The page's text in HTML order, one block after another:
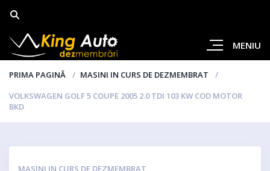
MENIU
PRIMA PAGINĂ
MASINI IN CURS DE DEZMEMBRAT
VOLKSWAGEN GOLF 5 COUPE 2005 2.0 TDI 103 KW COD MOTOR
BKD
MASINI IN CURS DE DEZMEMBRAT